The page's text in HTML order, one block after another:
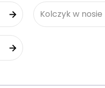
Kolczyk w nosie